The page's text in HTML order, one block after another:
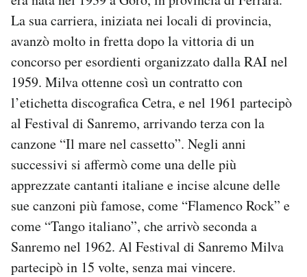
AREA PERSONALE
Area Personale
Notifiche mobile
Regala il Post
Hai bisogno di aiuto?
Esci
La sua carriera, iniziata nei locali di provincia,
avanzò molto in fretta dopo la vittoria di un
concorso per esordienti organizzato dalla RAI nel
1959. Milva ottenne così un contratto con
l’etichetta discografica Cetra, e nel 1961 partecipò
al Festival di Sanremo, arrivando terza con la
canzone “Il mare nel cassetto”. Negli anni
successivi si affermò come una delle più
apprezzate cantanti italiane e incise alcune delle
sue canzoni più famose, come “Flamenco Rock” e
come “Tango italiano”, che arrivò seconda a
Sanremo nel 1962. Al Festival di Sanremo Milva
partecipò in 15 volte, senza mai vincere.